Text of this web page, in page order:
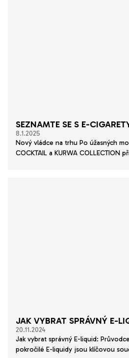
SEZNAMTE SE S E-
8.1.2025
Nový vládce na trhu Po úžasných
COCKTAIL a KURWA COLLECTION
JAK VYBRAT SPRÁVNÝ E-
20.11.2024
Jak vybrat správný E-liquid:
pokročilé E-liquidy jsou klíčovou